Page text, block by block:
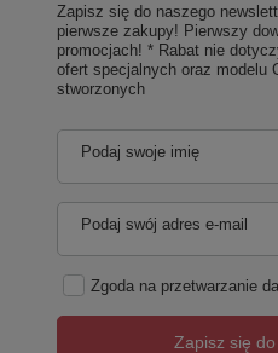
Zapisz się do naszego
pierwsze zakupy! Pierwszy
promocjach! * Rabat nie
ofert specjalnych oraz modelu
stworzonych
Podaj swoje imię
Podaj swój adres e-mail
Zgoda na przetwarzanie
Zapisz się